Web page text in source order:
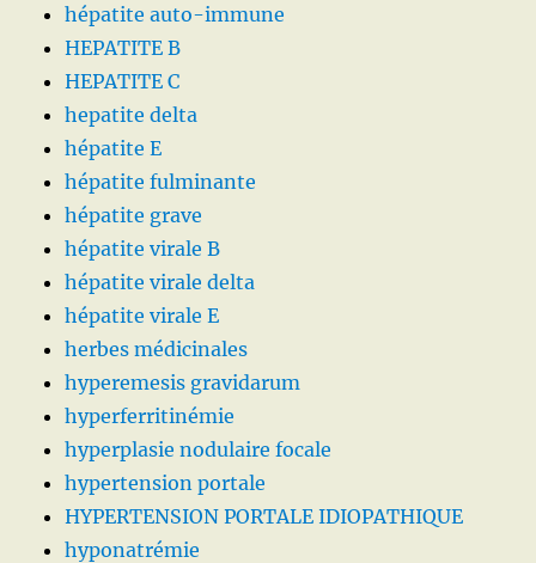
hépatite auto-immune
HEPATITE B
HEPATITE C
hepatite delta
hépatite E
hépatite fulminante
hépatite grave
hépatite virale B
hépatite virale delta
hépatite virale E
herbes médicinales
hyperemesis gravidarum
hyperferritinémie
hyperplasie nodulaire focale
hypertension portale
HYPERTENSION PORTALE IDIOPATHIQUE
hyponatrémie